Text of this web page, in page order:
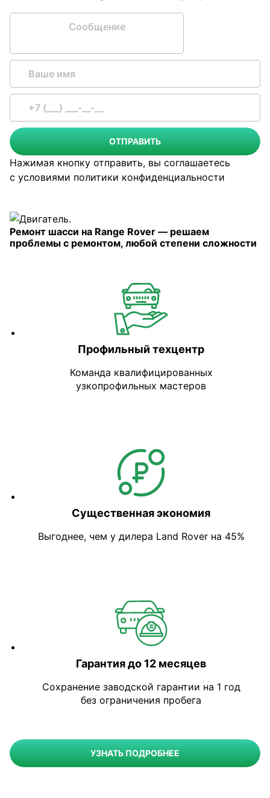
ОТПРАВИТЬ
Нажимая кнопку отправить, вы соглашаетесь
с условиями политики конфиденциальности
Ремонт шасси на Range Rover — решаем
проблемы с ремонтом, любой степени сложности
Профильный техцентр
Команда квалифицированных
узкопрофильных мастеров
Существенная экономия
Выгоднее, чем у дилера Land Rover на 45%
Гарантия до 12 месяцев
Сохранение заводской гарантии на 1 год
без ограничения пробега
УЗНАТЬ ПОДРОБНЕЕ